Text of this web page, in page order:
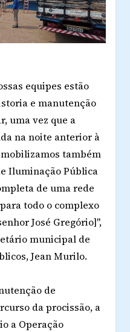
equipes estão
e manutenção
uma vez que a
na noite anterior à
também
Iluminação Pública
de uma rede
todo o complexo
José Gregório]",
municipal de
Jean Murilo.
de
da procissão, a
a Operação